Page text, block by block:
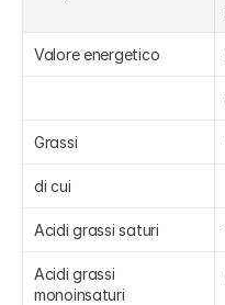
Valore energetico
Grassi
di cui
Acidi grassi saturi
Acidi grassi
monoinsaturi